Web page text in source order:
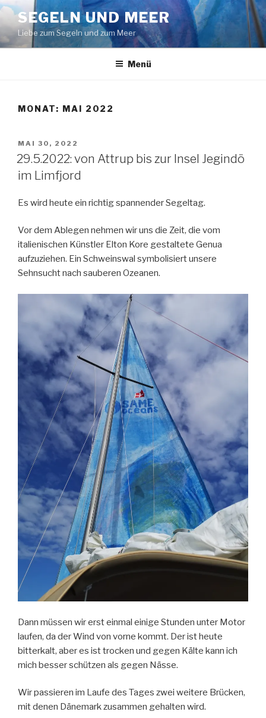
Zum
Inhalt
springen
SEGELN UND MEER
Liebe zum Segeln und zum Meer
Menü
MONAT: MAI 2022
VERÖFFENTLICHT
AM
MAI 30, 2022
29.5.2022: von Attrup bis zur Insel Jegindö
im Limfjord
Es wird heute ein richtig spannender Segeltag.
Vor dem Ablegen nehmen wir uns die Zeit, die vom
italienischen Künstler Elton Kore gestaltete Genua
aufzuziehen. Ein Schweinswal symbolisiert unsere
Sehnsucht nach sauberen Ozeanen.
Dann müssen wir erst einmal einige Stunden unter Motor
laufen, da der Wind von vorne kommt. Der ist heute
bitterkalt, aber es ist trocken und gegen Kälte kann ich
mich besser schützen als gegen Nässe.
Wir passieren im Laufe des Tages zwei weitere Brücken,
mit denen Dänemark zusammen gehalten wird.